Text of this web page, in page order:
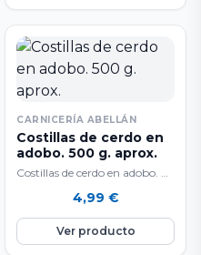
CARNICERÍA ABELLÁN
Costillas de cerdo en
adobo. 500 g. aprox.
Costillas de cerdo en adobo. A
aproximadamente. La carne…
4,99 €
Ver producto